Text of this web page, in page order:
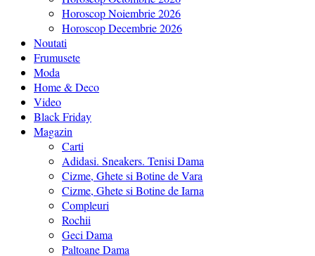
Horoscop Noiembrie 2026
Horoscop Decembrie 2026
Noutati
Frumusete
Moda
Home & Deco
Video
Black Friday
Magazin
Carti
Adidasi. Sneakers. Tenisi Dama
Cizme, Ghete si Botine de Vara
Cizme, Ghete si Botine de Iarna
Compleuri
Rochii
Geci Dama
Paltoane Dama